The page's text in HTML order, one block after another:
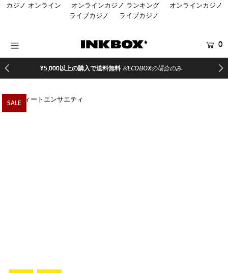
カジノ オンライン オンラインカジノ ランキング
オンラインカジノ
ライブカジノ
ライブカジノ
0
¥5,000以上の購入で送料無料 ※ECOBOXの場合のみ
SALE
HOME
商品を探す
コラボ商品
イベント